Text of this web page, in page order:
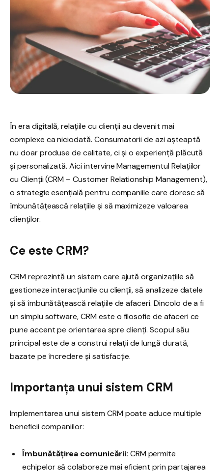
În era digitală, relațiile cu clienții au devenit mai
complexe ca niciodată. Consumatorii de azi așteaptă
nu doar produse de calitate, ci și o experiență plăcută
și personalizată. Aici intervine Managementul Relațiilor
cu Clienții (CRM – Customer Relationship Management),
o strategie esențială pentru companiile care doresc să
îmbunătățească relațiile și să maximizeze valoarea
clienților.
Ce este CRM?
CRM reprezintă un sistem care ajută organizațiile să
gestioneze interacțiunile cu clienții, să analizeze datele
și să îmbunătățească relațiile de afaceri. Dincolo de a fi
un simplu software, CRM este o filosofie de afaceri ce
pune accent pe orientarea spre clienți. Scopul său
principal este de a construi relații de lungă durată,
bazate pe încredere și satisfacție.
Importanța unui sistem CRM
Implementarea unui sistem CRM poate aduce multiple
beneficii companiilor:
Îmbunătățirea comunicării: CRM permite
echipelor să colaboreze mai eficient prin partajarea